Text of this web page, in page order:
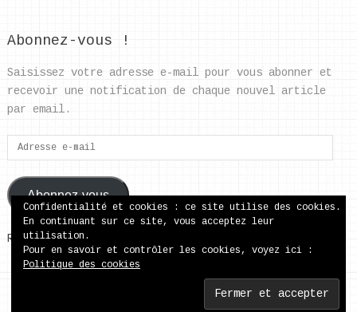
Abonnez-vous !
Saisissez votre adresse e-mail pour vous abonner et
recevoir une notification de chaque nouvel article
par email.
Adresse
e-
mail
Abonnez-vous
Rejoignez les 37 autres abonnés
Copyright © 2026.
Back to Top
Confidentialité et cookies : ce site utilise des cookies.
En continuant sur ce site, vous acceptez leur
utilisation.
Pour en savoir et contrôler les cookies, voyez ici :
Politique des cookies